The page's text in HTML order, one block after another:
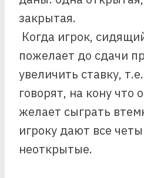
закрытая.
Когда игрок,
пожелает до сдачи
увеличить ставку,
говорят, на кону что
желает сыграть
игроку дают все
неоткрытые.